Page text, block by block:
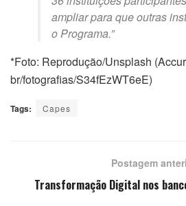
ampliar para que outras
o Programa.”
*Foto: Reprodução/Unsplash
br/fotografias/S34fEzWT6eE)
Tags: Capes
Postagem
Transformação Digital nos